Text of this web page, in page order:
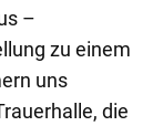
–
zu einem
uns
die